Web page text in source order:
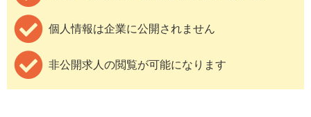
個人情報は企業に公開されません
非公開求人の閲覧が可能になります